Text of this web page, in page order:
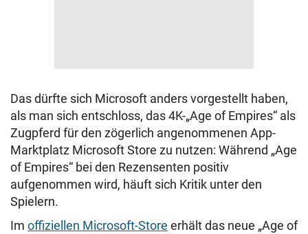
Das dürfte sich Microsoft anders vorgestellt haben,
als man sich entschloss, das 4K-„Age of Empires“ als
Zugpferd für den zögerlich angenommenen App-
Marktplatz Microsoft Store zu nutzen: Während „Age
of Empires“ bei den Rezensenten positiv
aufgenommen wird, häuft sich Kritik unter den
Spielern.
Im offiziellen Microsoft-Store erhält das neue „Age of